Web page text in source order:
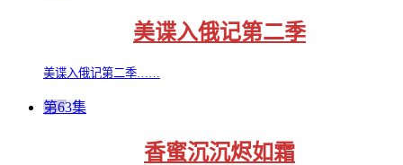
美谍入俄记第二季
美谍入俄记第二季……
第63集
香蜜沉沉烬如霜